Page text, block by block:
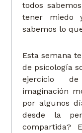
todos
tener miedo
sabemos lo
Esta semana
de psicología
ejercicio
imaginación
por algunos
desde la
compartida?